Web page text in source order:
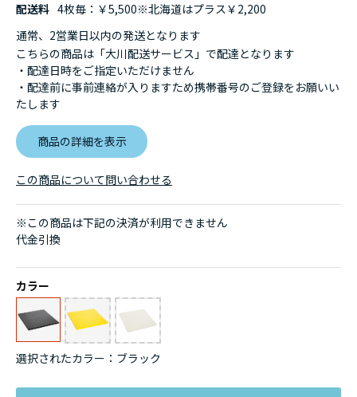
配送料 4枚毎：￥5,500※北海道はプラス￥2,200
通常、2営業日以内の発送となります
こちらの商品は「大川配送サービス」で配達となります
・配達日時をご指定いただけません
・配達前に事前連絡が入りますため携帯番号のご登録をお願いい
たします
商品の詳細を表示
※この商品は下記の決済が利用できません
代金引換
カラー
選択されたカラー：ブラック
この商品について問い合わせる